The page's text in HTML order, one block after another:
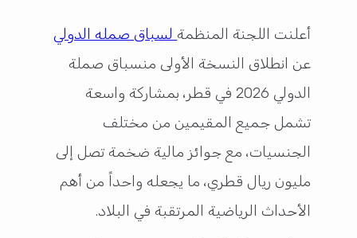
أعلنت اللجنة المنظمة لسباق صمله الدولي
عن انطلاق النسخة الأولى منسباق صملة
الدولي 2026 في قطر، بمشاركة واسعة
تشمل جميع المقيمين من مختلف
الجنسيات، مع جوائز مالية ضخمة تصل إلى
مليون ريال قطري، ما يجعله واحداً من أهم
الأحداث الرياضية المرتقبة في البلاد.